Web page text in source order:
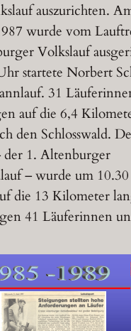
auszurichten.
wurde vom
Volkslauf
startete Norbert
31
auf die 6,4
den Schlosswald.
der 1. Altenburger
– wurde um
die 13 Kilometer
41 Läuferinnen